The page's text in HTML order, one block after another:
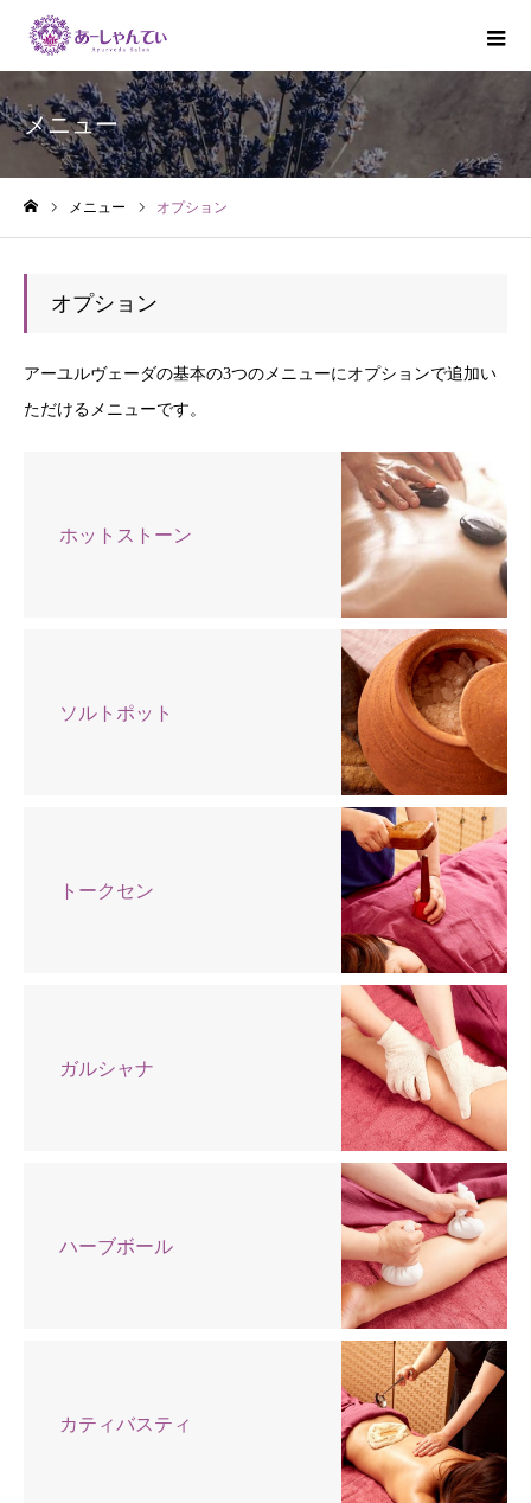
メニュー
メニュー オプション
オプション
アーユルヴェーダの基本の3つのメニューにオプションで追加い
ただけるメニューです。
ホットストーン
ソルトポット
トークセン
ガルシャナ
ハーブボール
カティバスティ